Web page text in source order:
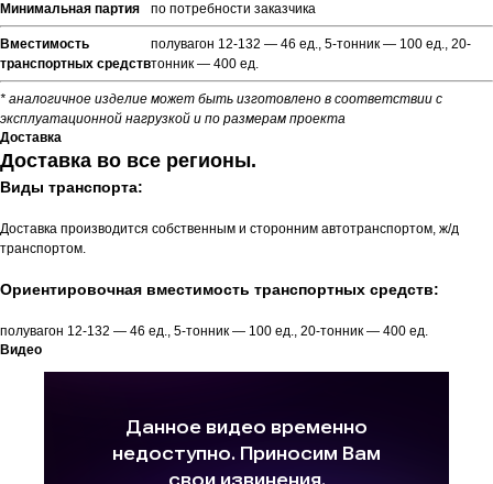
Минимальная партия по потребности заказчика
Вместимость
транспортных средств
полувагон 12-132 — 46 ед., 5-тонник — 100 ед., 20-
тонник — 400 ед.
* аналогичное изделие может быть изготовлено в соответствии с
эксплуатационной нагрузкой и по размерам проекта
Доставка
Доставка во все регионы.
Виды транспорта:
Доставка производится собственным и сторонним автотранспортом, ж/д
транспортом.
Ориентировочная вместимость транспортных средств:
полувагон 12-132 — 46 ед., 5-тонник — 100 ед., 20-тонник — 400 ед.
Видео